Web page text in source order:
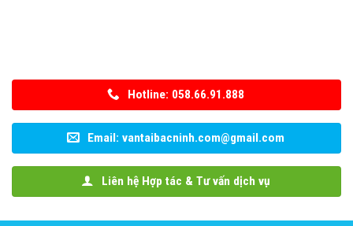
Hotline: 058.66.91.888
Email: vantaibacninh.com@gmail.com
Liên hệ Hợp tác & Tư vấn dịch vụ